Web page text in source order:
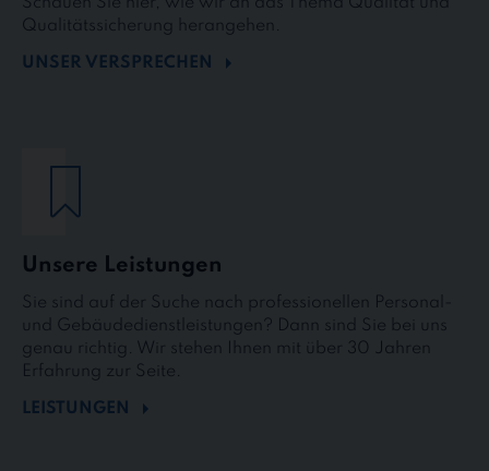
Schauen Sie hier, wie wir an das Thema Qualität und
Qualitätssicherung herangehen.
UNSER VERSPRECHEN
Unsere Leistungen
Sie sind auf der Suche nach professionellen Personal-
und Gebäudedienstleistungen? Dann sind Sie bei uns
genau richtig. Wir stehen Ihnen mit über 30 Jahren
Erfahrung zur Seite.
LEISTUNGEN